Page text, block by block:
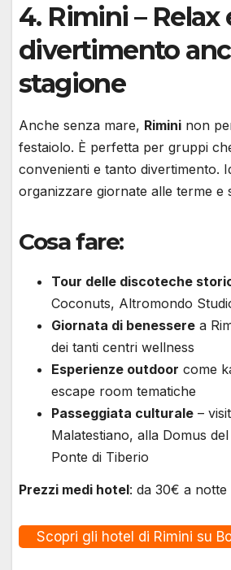
4. Rimini – Relax
divertimento
stagione
Anche senza mare, Rimini non
festaiolo. È perfetta per gruppi
convenienti e tanto divertimento.
organizzare giornate alle terme e
Cosa fare:
Tour delle discoteche
Coconuts, Altromondo
Giornata di benessere a
dei tanti centri wellness
Esperienze outdoor come
escape room tematiche
Passeggiata culturale –
Malatestiano, alla Domus
Ponte di Tiberio
Prezzi medi hotel: da 30€ a
Scopri gli hotel di Rimini su